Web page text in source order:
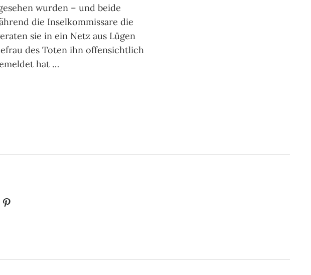
wurden – und beide
die Inselkommissare die
sie in ein Netz aus Lügen
des Toten ihn offensichtlich
hat …